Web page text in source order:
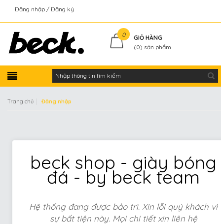
Đăng nhập Đăng ký
0
GIỎ HÀNG
(0) sản phẩm
Trang chủ Đăng nhập
beck shop - giày bóng
đá - by beck team
Hệ thống đang được bảo trì. Xin lỗi quý khách vì
sự bất tiện này. Mọi chi tiết xin liên hệ